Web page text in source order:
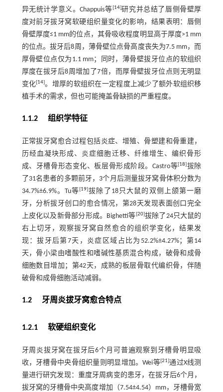
异无统计学意义。Chappuis等[14]研究并总结了唇侧骨壁厚
度对前牙拔牙窝软硬组织量变化的影响，结果表明：唇侧
骨壁厚度≤1 mm的位点，其骨吸收程度明显高于厚度>1 mm
的位点。拔牙后8周，薄骨壁位点骨高度丧失为7.5 mm，而
厚骨壁位点仅为1.1 mm；同时，薄骨壁拔牙位点的软组织
厚度在拔牙后8周增加了7倍，而厚骨壁拔牙位点则无明显
变化[14]。增厚的软组织在一定程度上减少了额外软组织移
植手术的需求，但也可能掩盖骨缺损的严重程度。
1.1.2 组织学特征
正常拔牙窝愈合过程包括炎症、增殖、骨塑建和骨重建，
历经血凝块形成、炎症细胞迁移、纤维增生、编织骨形
成、牙槽骨形态变化、板层骨形成阶段。Castro等[18]拔除
了31名患者的多颗前牙，3个月后测量拔牙窝骨体积分数为
34.7%±6.9%。Tu等[19]拔除了18只大鼠的双侧上颌第一磨
牙，分析拔牙创口的愈合情况，第28天发现表面创口完全
上皮化以及新骨部分形成。Bighetti等[20]拔除了24只大鼠的
右上切牙，观察拔牙窝自然愈合的组织学变化，结果发
现：拔牙后第7天，炎症区域占比为52.2%±4.27%；第14
天，骨小梁由嗜酸性和嗜碱性基质混合构成，破骨和成骨
细胞数目增加；第42天，成熟的板层骨取代编织骨，伴随
破骨和成骨细胞活动减弱。
1.2 牙周炎拔牙窝愈合特点
1.2.1 软硬组织变化
牙周炎拔牙窝在拔牙后6个月可普遍观察到牙槽骨明显吸
收，牙槽骨中央骨组织量则明显增加。Wei等[21]通过X线测
量进行研究发现：重度牙周病变的患牙，在拔牙后6个月，
拔牙窝的牙槽骨中央高度增加（7.54±4.54）mm，牙槽骨宽